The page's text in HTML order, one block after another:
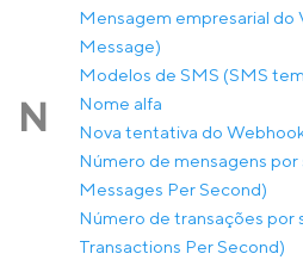
Mensagem empresarial do
Message)
Modelos de SMS (SMS
N
Nome alfa
Nova tentativa do
Número de mensagens por
Messages Per Second)
Número de transações por
Transactions Per Second)